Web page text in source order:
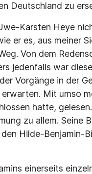
Deutschland zu
Karsten Heye
er es, aus meiner
Von dem
jedenfalls war
Vorgänge in der
Mit umso
hatte,
zu allem. Seine
Hilde-Benjamin-
einerseits